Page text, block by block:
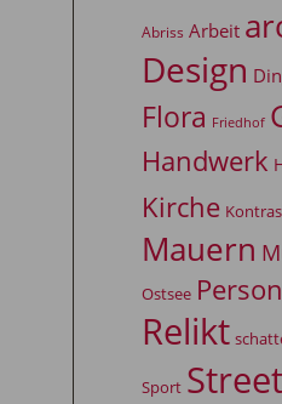
Abriss Arbeit
Design
Flora Friedhof
Handwerk
Kirche
Mauern
Ostsee
Relikt
Sport